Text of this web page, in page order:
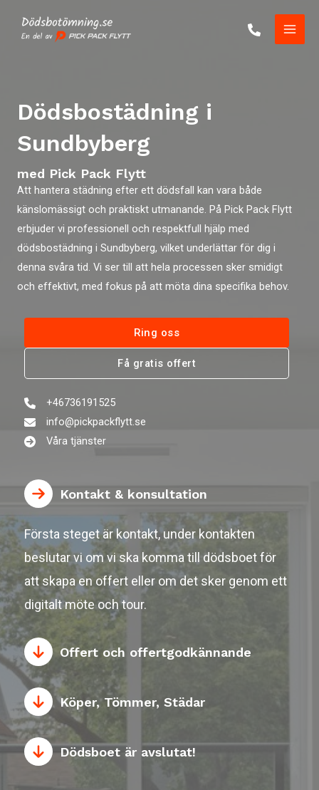
Main
Dödsbostädning i
Sundbyberg
med Pick Pack Flytt
Att hantera städning efter ett dödsfall kan vara både
känslomässigt och praktiskt utmanande. På Pick Pack Flytt
erbjuder vi professionell och respektfull hjälp med
dödsbostädning i Sundbyberg, vilket underlättar för dig i
denna svåra tid. Vi ser till att hela processen sker smidigt
och effektivt, med fokus på att möta dina specifika behov.
Ring oss
Få gratis offert
+46736191525
info@pickpackflytt.se
Våra tjänster
Kontakt & konsultation
Första steget är kontakt, under kontakten
beslutar vi om vi ska komma till dödsboet för
att skapa en offert eller om det sker genom ett
digitalt möte och tour.
Offert och offertgodkännande
Köper, Tömmer, Städar
Dödsboet är avslutat!